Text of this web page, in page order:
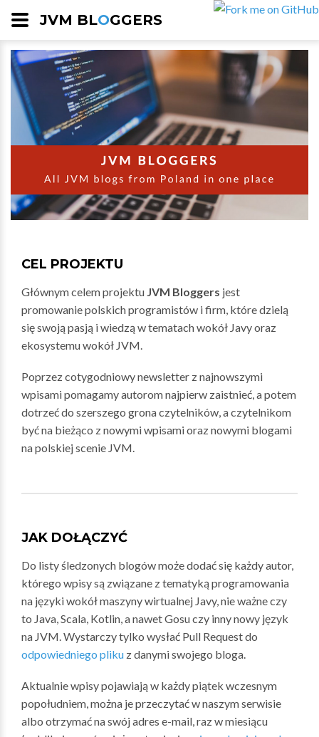
JVM BLOGGERS
CEL PROJEKTU
Głównym celem projektu JVM Bloggers jest
promowanie polskich programistów i firm, które dzielą
się swoją pasją i wiedzą w tematach wokół Javy oraz
ekosystemu wokół JVM.
Poprzez cotygodniowy newsletter z najnowszymi
wpisami pomagamy autorom najpierw zaistnieć, a potem
dotrzeć do szerszego grona czytelników, a czytelnikom
być na bieżąco z nowymi wpisami oraz nowymi blogami
na polskiej scenie JVM.
JAK DOŁĄCZYĆ
Do listy śledzonych blogów może dodać się każdy autor,
którego wpisy są związane z tematyką programowania
na języki wokół maszyny wirtualnej Javy, nie ważne czy
to Java, Scala, Kotlin, a nawet Gosu czy inny nowy język
na JVM. Wystarczy tylko wysłać Pull Request do
odpowiedniego pliku z danymi swojego bloga.
Aktualnie wpisy pojawiają w każdy piątek wczesnym
popołudniem, można je przeczytać w naszym serwisie
albo otrzymać na swój adres e-mail, raz w miesiącu